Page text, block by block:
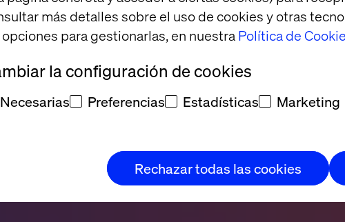
más detalles sobre el uso de cookies y otras
opciones para gestionarlas, en nuestraPolítica de
la configuración de cookies
Necesarias Preferencias Estadísticas Marketing
Rechazar todas las cookies